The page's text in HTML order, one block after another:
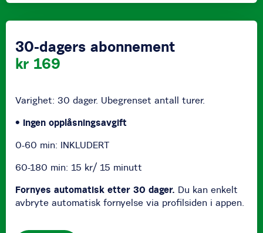
30-dagers abonnement
kr 169
Varighet: 30 dager. Ubegrenset antall turer.
• Ingen opplåsningsavgift
0-60 min: INKLUDERT
60-180 min: 15 kr/ 15 minutt
Fornyes automatisk etter 30 dager. Du kan enkelt
avbryte automatisk fornyelse via profilsiden i appen.